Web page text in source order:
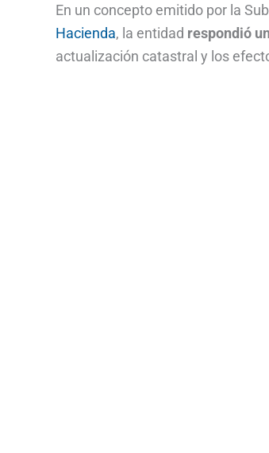
En un concepto emitido por la
Hacienda, la entidad respondió
actualización catastral y los